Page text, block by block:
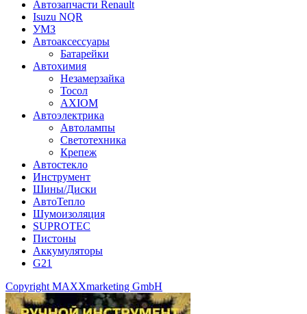
Автозапчасти Renault
Isuzu NQR
УМЗ
Автоаксессуары
Батарейки
Автохимия
Незамерзайка
Тосол
AXIOM
Автоэлектрика
Автолампы
Светотехника
Крепеж
Автостекло
Инструмент
Шины/Диски
АвтоТепло
Шумоизоляция
SUPROTEC
Пистоны
Аккумуляторы
G21
Copyright MAXXmarketing GmbH